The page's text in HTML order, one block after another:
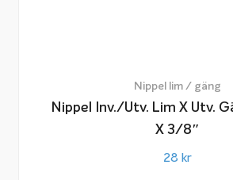
Nippel lim / gäng
Nippel Inv./utv. Lim X Utv.
X 3/8″
28 kr